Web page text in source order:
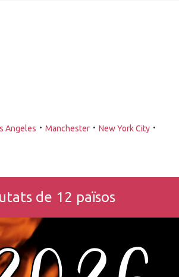
Angeles · Manchester · New York City ·
de 12 països